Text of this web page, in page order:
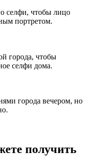
селфи, чтобы лицо
портретом.
города, чтобы
селфи дома.
города вечером, но
получить